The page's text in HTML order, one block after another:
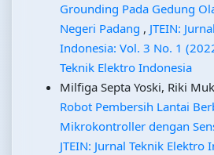
Grounding Pada Gedung
Negeri Padang , JTEIN:
Indonesia: Vol. 3 No. 1
Teknik Elektro Indonesia
Milfiga Septa Yoski, Riki
Robot Pembersih Lantai
Mikrokontroller dengan
JTEIN: Jurnal Teknik Elektro